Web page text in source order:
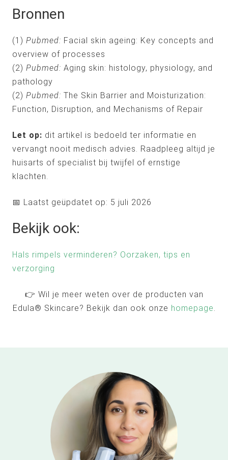
Bronnen
(1) Pubmed: Facial skin ageing: Key concepts and
overview of processes
(2) Pubmed: Aging skin: histology, physiology, and
pathology
(2) Pubmed: The Skin Barrier and Moisturization:
Function, Disruption, and Mechanisms of Repair
Let op: dit artikel is bedoeld ter informatie en
vervangt nooit medisch advies. Raadpleeg altijd je
huisarts of specialist bij twijfel of ernstige
klachten.
📅 Laatst geüpdatet op: 5 juli 2026
Bekijk ook:
Hals rimpels verminderen? Oorzaken, tips en
verzorging
👉 Wil je meer weten over de producten van
Edula® Skincare? Bekijk dan ook onze homepage.